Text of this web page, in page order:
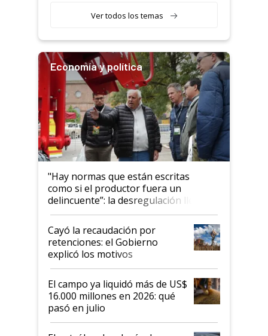
Ver todos los temas
Economía y política
"Hay normas que están escritas
como si el productor fuera un
delincuente”: la desregulación llegó
al Congreso Aapresid y hasta se
habló del financiamiento al IPCVA
Cayó la recaudación por
retenciones: el Gobierno
explicó los motivos
El campo ya liquidó más de US$
16.000 millones en 2026: qué
pasó en julio